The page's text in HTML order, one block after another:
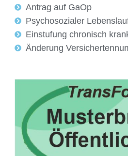
Antrag auf GaOp
Psychosozialer
Einstufung chronisch
Änderung